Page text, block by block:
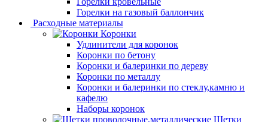
Горелки на газовый баллончик
Расходные материалы
Коронки
Удлинители для коронок
Коронки по бетону
Коронки и балеринки по дереву
Коронки по металлу
Коронки и балеринки по стеклу,камню и
кафелю
Наборы коронок
Щетки